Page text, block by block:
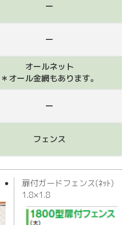
ー
ー
オールネット
＊オール金網もあります。
ー
フェンス
扉付ガードフェンス(ﾈｯﾄ)
1.8×1.8